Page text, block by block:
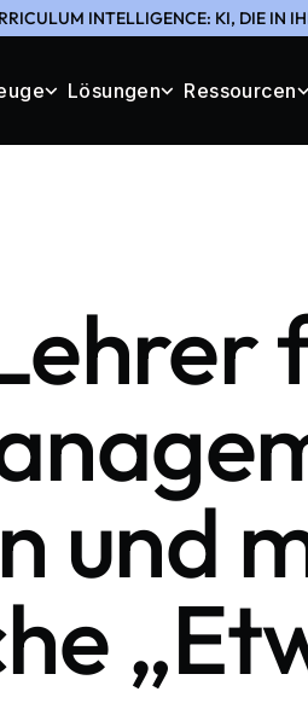
INTELLIGENCE: KI, DIE IN
Lösungen Ressourcen
und